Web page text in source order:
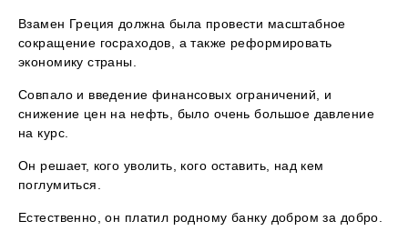
Взамен Греция должна была провести масштабное
сокращение госраходов, а также реформировать
экономику страны.
Совпало и введение финансовых ограничений, и
снижение цен на нефть, было очень большое давление
на курс.
Он решает, кого уволить, кого оставить, над кем
поглумиться.
Естественно, он платил родному банку добром за добро.